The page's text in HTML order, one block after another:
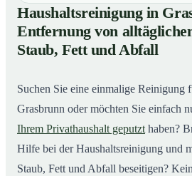
Haushaltsreinigung in Grasbrunn
von alltäglichem Schmutz wie
02
So läuft eine professionelle
Grasbrunn ab
Haushaltsreinigung in
Entfernung von
Staub, Fett und Abfall
Suchen Sie eine einmalige Reinigung
Grasbrunn oder möchten Sie einfach
Ihrem Privathaushalt geputzt haben?
Hilfe bei der Haushaltsreinigung und
Staub, Fett und Abfall beseitigen?